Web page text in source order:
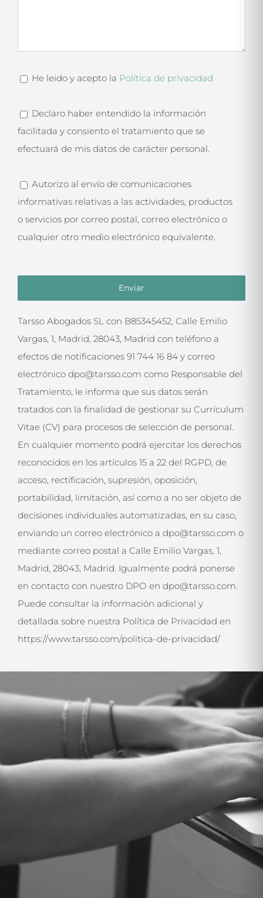
He leido y acepto la Política de privacidad
Declaro haber entendido la información
facilitada y consiento el tratamiento que se
efectuará de mis datos de carácter personal.
Autorizo al envío de comunicaciones
informativas relativas a las actividades, productos
o servicios por correo postal, correo electrónico o
cualquier otro medio electrónico equivalente.
Tarsso Abogados SL con B85345452, Calle Emilio
Vargas, 1, Madrid, 28043, Madrid con teléfono a
efectos de notificaciones 91 744 16 84 y correo
electrónico dpo@tarsso.com como Responsable del
Tratamiento, le informa que sus datos serán
tratados con la finalidad de gestionar su Currículum
Vitae (CV) para procesos de selección de personal.
En cualquier momento podrá ejercitar los derechos
reconocidos en los artículos 15 a 22 del RGPD, de
acceso, rectificación, supresión, oposición,
portabilidad, limitación, así como a no ser objeto de
decisiones individuales automatizadas, en su caso,
enviando un correo electrónico a dpo@tarsso.com o
mediante correo postal a Calle Emilio Vargas, 1,
Madrid, 28043, Madrid. Igualmente podrá ponerse
en contacto con nuestro DPO en dpo@tarsso.com.
Puede consultar la información adicional y
detallada sobre nuestra Política de Privacidad en
https://www.tarsso.com/politica-de-privacidad/